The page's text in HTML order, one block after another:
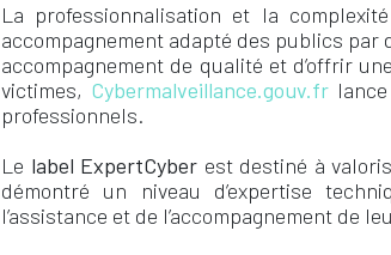
La professionnalisation et la
accompagnement adapté des publics
accompagnement de qualité et d’offrir
victimes, Cybermalveillance.gouv.frlance
professionnels.
Le label ExpertCyber est destiné à
démontré un niveau d’expertise
l’assistance et de l’accompagnement de